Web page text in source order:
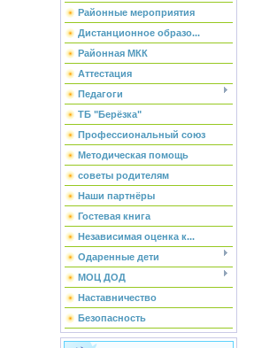
Районные мероприятия
Дистанционное образо...
Районная МКК
Аттестация
Педагоги
ТБ "Берёзка"
Профессиональный союз
Методическая помощь
советы родителям
Наши партнёры
Гостевая книга
Независимая оценка к...
Одаренные дети
МОЦ ДОД
Наставничество
Безопасность